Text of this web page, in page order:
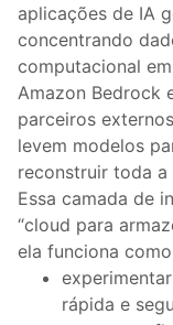
aplicações de IA
concentrando
computacional
Amazon Bedrock
parceiros
levem modelos
reconstruir toda a
Essa camada de
“cloud para
ela funciona
rápida e